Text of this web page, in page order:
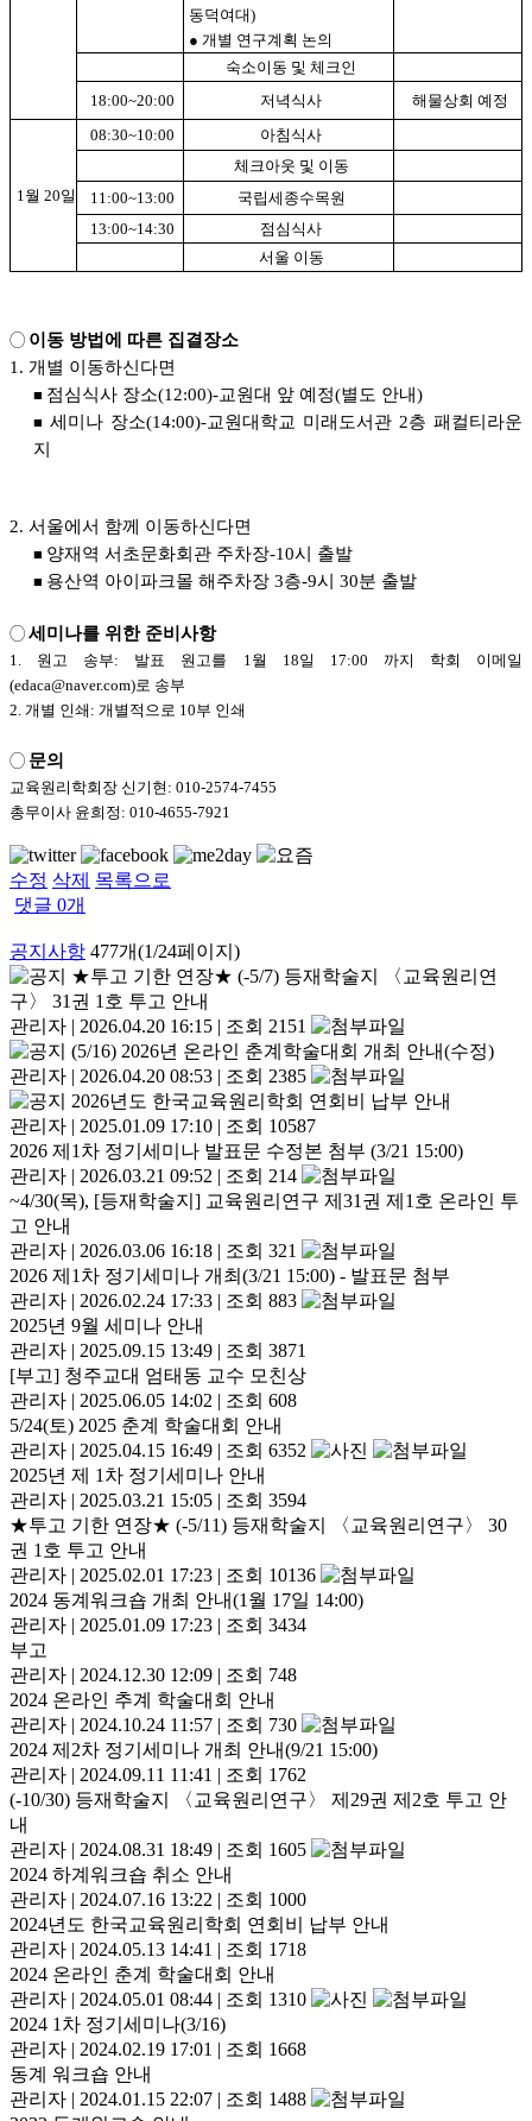
동덕여대)
● 개별 연구계획 논의
숙소이동 및 체크인
18:00~20:00
저녁식사 해물상회 예정
1월 20일
08:30~10:00
아침식사
체크아웃 및 이동
11:00~13:00
국립세종수목원
13:00~14:30
점심식사
서울 이동
◯ 이동 방법에 따른 집결장소
1. 개별 이동하신다면
■ 점심식사 장소(12:00)-교원대 앞 예정(별도 안내)
■세미나 장소(14:00)-교원대학교 미래도서관 2층 패컬티라운
지
2. 서울에서 함께 이동하신다면
■ 양재역 서초문화회관 주차장-10시 출발
■ 용산역 아이파크몰 해주차장 3층-9시 30분 출발
◯ 세미나를 위한 준비사항
1. 원고 송부: 발표 원고를 1월 18일 17:00 까지 학회 이메일
(edaca@naver.com)로 송부
2. 개별 인쇄: 개별적으로 10부 인쇄
◯ 문의
교육원리학회장 신기현: 010-2574-7455
총무이사 윤희정: 010-4655-7921
수정 삭제 목록으로
댓글 0개
공지사항 477개(1/24페이지)
★투고 기한 연장★ (-5/7) 등재학술지 〈교육원리연
구〉 31권 1호 투고 안내
관리자 | 2026.04.20 16:15 | 조회 2151
(5/16) 2026년 온라인 춘계학술대회 개최 안내(수정)
관리자 | 2026.04.20 08:53 | 조회 2385
2026년도 한국교육원리학회 연회비 납부 안내
관리자 | 2025.01.09 17:10 | 조회 10587
2026 제1차 정기세미나 발표문 수정본 첨부 (3/21 15:00)
관리자 | 2026.03.21 09:52 | 조회 214
~4/30(목), [등재학술지] 교육원리연구 제31권 제1호 온라인 투
고 안내
관리자 | 2026.03.06 16:18 | 조회 321
2026 제1차 정기세미나 개최(3/21 15:00) - 발표문 첨부
관리자 | 2026.02.24 17:33 | 조회 883
2025년 9월 세미나 안내
관리자 | 2025.09.15 13:49 | 조회 3871
[부고] 청주교대 엄태동 교수 모친상
관리자 | 2025.06.05 14:02 | 조회 608
5/24(토) 2025 춘계 학술대회 안내
관리자 | 2025.04.15 16:49 | 조회 6352
2025년 제 1차 정기세미나 안내
관리자 | 2025.03.21 15:05 | 조회 3594
★투고 기한 연장★ (-5/11) 등재학술지 〈교육원리연구〉 30
권 1호 투고 안내
관리자 | 2025.02.01 17:23 | 조회 10136
2024 동계워크숍 개최 안내(1월 17일 14:00)
관리자 | 2025.01.09 17:23 | 조회 3434
부고
관리자 | 2024.12.30 12:09 | 조회 748
2024 온라인 추계 학술대회 안내
관리자 | 2024.10.24 11:57 | 조회 730
2024 제2차 정기세미나 개최 안내(9/21 15:00)
관리자 | 2024.09.11 11:41 | 조회 1762
(-10/30) 등재학술지 〈교육원리연구〉 제29권 제2호 투고 안
내
관리자 | 2024.08.31 18:49 | 조회 1605
2024 하계워크숍 취소 안내
관리자 | 2024.07.16 13:22 | 조회 1000
2024년도 한국교육원리학회 연회비 납부 안내
관리자 | 2024.05.13 14:41 | 조회 1718
2024 온라인 춘계 학술대회 안내
관리자 | 2024.05.01 08:44 | 조회 1310
2024 1차 정기세미나(3/16)
관리자 | 2024.02.19 17:01 | 조회 1668
동계 워크숍 안내
관리자 | 2024.01.15 22:07 | 조회 1488